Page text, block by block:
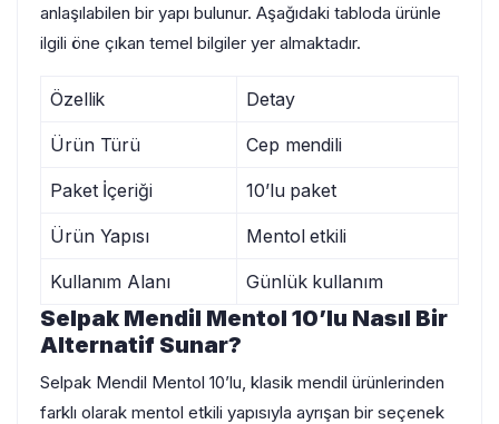
anlaşılabilen bir yapı bulunur. Aşağıdaki tabloda ürünle
ilgili öne çıkan temel bilgiler yer almaktadır.
Özellik Detay
Ürün Türü Cep mendili
Paket İçeriği 10’lu paket
Ürün Yapısı Mentol etkili
Kullanım Alanı Günlük kullanım
Selpak Mendil Mentol 10’lu Nasıl Bir
Alternatif Sunar?
Selpak Mendil Mentol 10’lu, klasik mendil ürünlerinden
farklı olarak mentol etkili yapısıyla ayrışan bir seçenek